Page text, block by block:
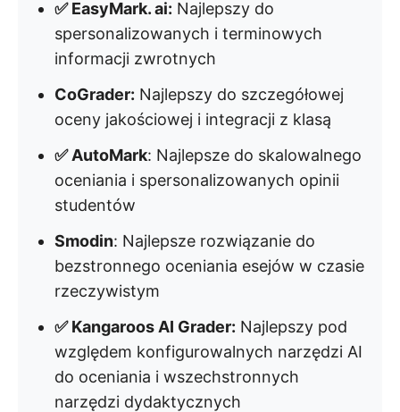
✅ EasyMark. ai: Najlepszy do
spersonalizowanych i terminowych
informacji zwrotnych
CoGrader: Najlepszy do szczegółowej
oceny jakościowej i integracji z klasą
✅ AutoMark: Najlepsze do skalowalnego
oceniania i spersonalizowanych opinii
studentów
Smodin: Najlepsze rozwiązanie do
bezstronnego oceniania esejów w czasie
rzeczywistym
✅ Kangaroos AI Grader: Najlepszy pod
względem konfigurowalnych narzędzi AI
do oceniania i wszechstronnych
narzędzi dydaktycznych